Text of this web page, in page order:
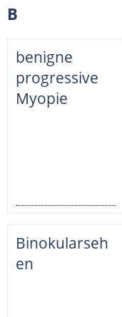
B
benigne
progressive
Myopie
Binokularseh
en